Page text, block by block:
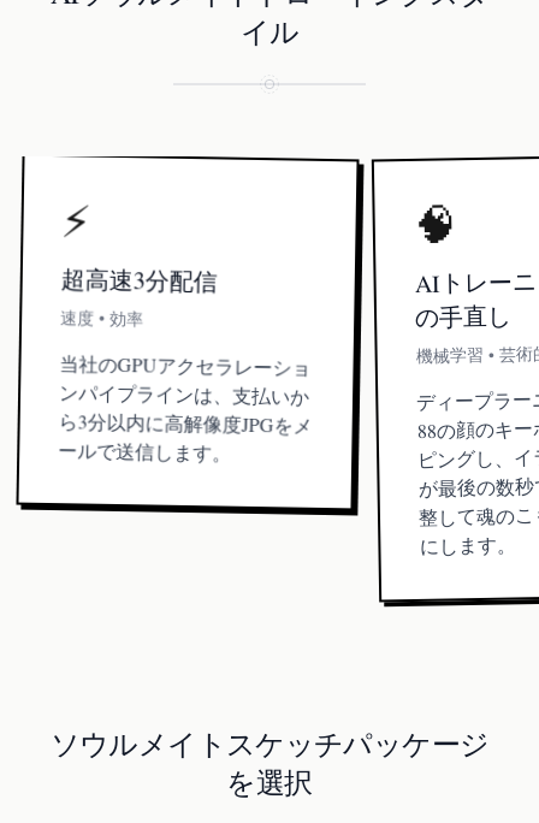
イル
⚡
超高速3分配信
速度 • 効率
当社のGPUアクセラレーショ
ンパイプラインは、支払いか
ら3分以内に高解像度JPGをメ
ールで送信します。
🧠
AIトレー
の手直し
機械学習 • 芸
ディープラ
88の顔のキ
ピングし、
が最後の数
整して魂の
にします。
ソウルメイトスケッチパッケージ
を選択